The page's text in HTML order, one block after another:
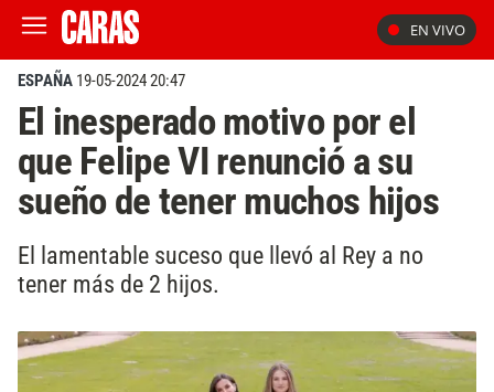
EN VIVO
ESPAÑA 19-05-2024 20:47
El inesperado motivo por el
que Felipe VI renunció a su
sueño de tener muchos hijos
El lamentable suceso que llevó al Rey a no
tener más de 2 hijos.